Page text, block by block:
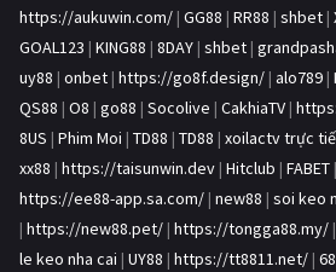
https://aukuwin.com/ | GG88 | RR88 | shbet |
GOAL123 | KING88 | 8DAY | shbet |
uy88 | onbet | https://go8f.design/ | alo789 |
QS88 | O8 | go88 | Socolive | CakhiaTV |
8US | Phim Moi | TD88 | TD88 | xoilactv trực
xx88 | https://taisunwin.dev | Hitclub | FABET |
https://ee88-app.sa.com/ | new88 | soi keo
| https://new88.pet/ | https://tongga88.my/ |
le keo nha cai | UY88 | https://tt8811.net/ |